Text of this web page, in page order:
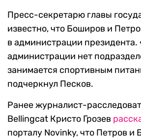
Пресс-секретарю главы
известно, что Боширов и
в администрации
администрации нет
занимается спортивным
подчеркнул Песков.
Ранее журналист-
Bellingcat Кристо Грозев
порталу Novinky, что Петров и